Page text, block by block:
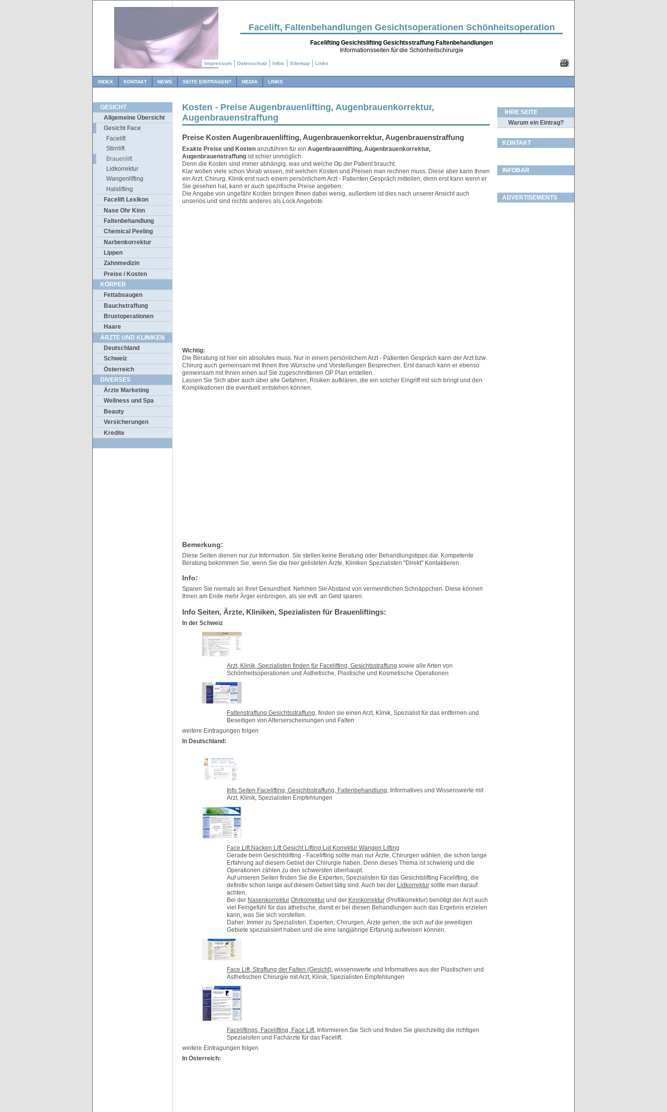
Facelift, Faltenbehandlungen Gesichtsoperationen Schönheitsoperation
Facelifting Gesichtslifting Gesichtsstraffung Faltenbehandlungen
Informationsseiten für die Schönheitschirurgie
INDEX KONTAKT NEWS SEITE EINTRAGEN? MEDIA LINKS
GESICHT
Allgemeine Übersicht
Gesicht Face
Facelift
Stirnlift
Brauenlift
Lidkorrektur
Wangenlifting
Halslifting
Facelift Lexikon
Nase Ohr Kinn
Faltenbehandlung
Chemical Peeling
Narbenkorrektur
Lippen
Zahnmedizin
Preise / Kosten
KÖRPER
Fettabsaugen
Bauchstraffung
Brustoperationen
Haare
ÄRZTE UND KLINIKEN
Deutschland
Schweiz
Österreich
DIVERSES
Ärzte Marketing
Wellness und Spa
Beauty
Versicherungen
Kredite
Kosten - Preise Augenbrauenlifting, Augenbrauenkorrektur,
Augenbrauenstraffung
Preise Kosten Augenbrauenlifting, Augenbrauenkorrektur, Augenbrauenstraffung
Exakte Preise und Kosten anzuführen für ein Augenbrauenlifting, Augenbrauenkorrektur,
Augenbrauenstraffung ist schier unmöglich.
Denn die Kosten sind immer abhängig, was und welche Op der Patient braucht.
Klar wollen viele schon Vorab wissen, mit welchen Kosten und Preisen man rechnen muss. Diese aber kann Ihnen
ein Arzt, Chirurg, Klinik erst nach einem persönlichem Arzt - Patienten Gespräch mitteilen, denn erst kann wenn er
Sie gesehen hat, kann er auch spezifische Preise angeben.
Die Angabe von ungefähr Kosten bringen Ihnen dabei wenig, außerdem ist dies nach unserer Ansicht auch
unseriös und sind nichts anderes als Lock Angebote.
Wichtig:
Die Beratung ist hier ein absolutes muss. Nur in einem persönlichem Arzt - Patienten Gespräch kann der Arzt bzw.
Chirurg auch gemeinsam mit Ihnen Ihre Wünsche und Vorstellungen Besprechen. Erst danach kann er ebenso
gemeinsam mit Ihnen einen auf Sie zugeschnittenen OP Plan erstellen.
Lassen Sie Sich aber auch über alle Gefahren, Risiken aufklären, die ein solcher Eingriff mit sich bringt und den
Komplikationen die eventuell entstehen können.
Bemerkung:
Diese Seiten dienen nur zur Information. Sie stellen keine Beratung oder Behandlungstipps dar. Kompetente
Beratung bekommen Sie, wenn Sie die hier gelisteten Ärzte, Kliniken Spezialisten "Direkt" Kontaktieren.
Info:
Sparen Sie niemals an Ihrer Gesundheit. Nehmen Sie Abstand von vermeintlichen Schnäppchen. Diese können
Ihnen am Ende mehr Ärger einbringen, als sie evtl. an Geld sparen.
Info Seiten, Ärzte, Kliniken, Spezialisten für Brauenliftings:
In der Schweiz
Arzt, Klinik, Spezialisten finden für Facelifting, Gesichtsstraffung sowie alle Arten von
Schönheitsoperationen und Ästhetische, Plastische und Kosmetische Operationen
Faltenstraffung Gesichtsstraffung, finden sie einen Arzt, Klinik, Spezialist für das entfernen und
Beseitigen von Alterserscheinungen und Falten
weitere Eintragungen folgen
In Deutschland:
Info Seiten Facelifting, Gesichtsstraffung, Faltenbehandlung, Informatives und Wissenswerte mit
Arzt, Klinik, Spezialisten Empfehlungen
Face Lift Nacken Lift Gesicht Lifting Lid Korrektur Wangen Lifting
Gerade beim Gesichtslifting - Facelifting sollte man nur Ärzte, Chirurgen wählen, die schon lange
Erfahrung auf diesem Gebiet der Chirurgie haben. Denn dieses Thema ist schwierig und die
Operationen zählen zu den schwersten überhaupt.
Auf unseren Seiten finden Sie die Experten, Spezialisten für das Gesichtslifting Facelifting, die
definitiv schon lange auf diesem Gebiet tätig sind. Auch bei der Lidkorrektur sollte man darauf
achten.
Bei der Nasenkorrektur Ohrkorrektur und der Kinnkorrektur (Profilkorrektur) benötigt der Arzt auch
viel Feingefühl für das äthetische, damit er bei diesen Behandlungen auch das Ergebnis erzielen
kann, was Sie sich vorstellen.
Daher: Immer zu Spezialisten, Experten, Chirurgen, Ärzte gehen, die sich auf die jeweiligen
Gebiete spezialisiert haben und die eine langjährige Erfarung aufweisen können.
Face Lift, Straffung der Falten (Gesicht), wissenswerte und Informatives aus der Plastischen und
Ästhetischen Chirurgie mit Arzt, Klinik, Spezialisten Empfehlungen
Faceliftings, Facelifting, Face Lift, Informieren Sie Sich und finden Sie gleichzeitig die richtigen
Spezialsiten und Fachärzte für das Facelift.
weitere Eintragungen folgen
In Österreich:
IHRE SEITE
Warum ein Eintrag?
KONTAKT
INFOBAR
ADVERTISEMENTS
Impressum Datenschutz Infos Sitemap Links